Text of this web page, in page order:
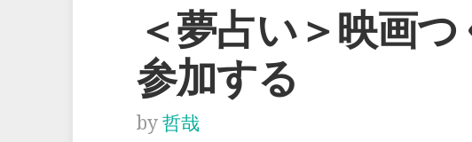
＜夢占い＞映画
参加する
by 哲哉